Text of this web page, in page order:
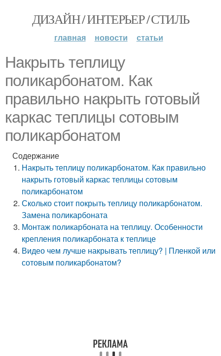
ДИЗАЙН / ИНТЕРЬЕР / СТИЛЬ
главная новости статьи
Накрыть теплицу
поликарбонатом. Как
правильно накрыть готовый
каркас теплицы сотовым
поликарбонатом
Содержание
Накрыть теплицу поликарбонатом. Как правильно
накрыть готовый каркас теплицы сотовым
поликарбонатом
Сколько стоит покрыть теплицу поликарбонатом.
Замена поликарбоната
Монтаж поликарбоната на теплицу. Особенности
крепления поликарбоната к теплице
Видео чем лучше накрывать теплицу? | Пленкой или
сотовым поликарбонатом?